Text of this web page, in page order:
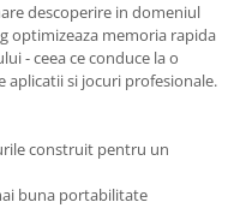
descoperire in domeniul
optimizeaza memoria rapida
- ceea ce conduce la o
si jocuri profesionale.
construit pentru un
buna portabilitate